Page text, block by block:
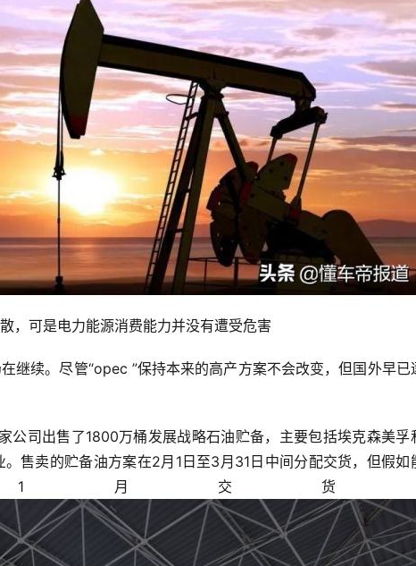
，可是电力能源消费能力并没有遭受危害
售卖的贮备油方案在2月1日至3月31日中间分配交货，但假如
月交货